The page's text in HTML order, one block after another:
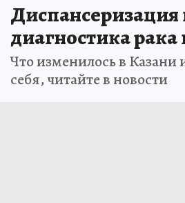
Диспансеризация
диагностика рака
Что изменилось в Казани
себя, читайте в новости